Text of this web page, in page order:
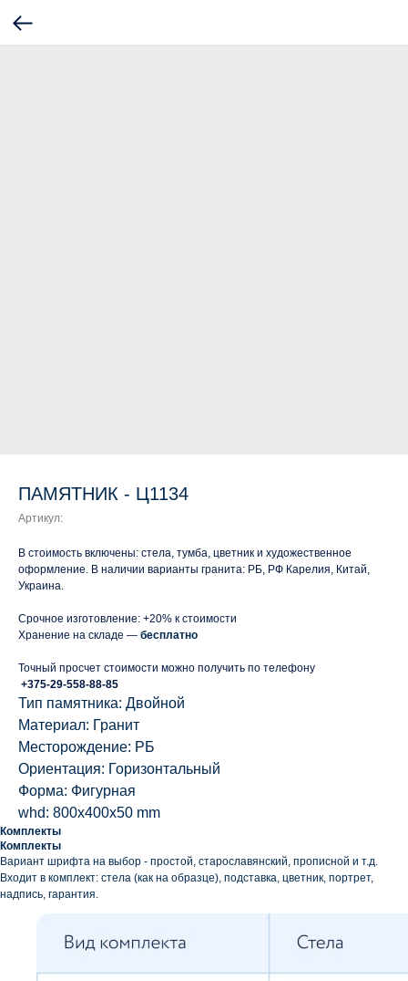
ПАМЯТНИК - Ц1134
Артикул:
В стоимость включены: стела, тумба, цветник и художественное
оформление. В наличии варианты гранита: РБ, РФ Карелия, Китай,
Украина.
Срочное изготовление: +20% к стоимости
Хранение на складе — бесплатно
Точный просчет стоимости можно получить по телефону
+375-29-558-88-85
Тип памятника: Двойной
Материал: Гранит
Месторождение: РБ
Ориентация: Горизонтальный
Форма: Фигурная
whd: 800x400x50 mm
Комплекты
Комплекты
Вариант шрифта на выбор - простой, старославянский, прописной и т.д.
Входит в комплект: стела (как на образце), подставка, цветник, портрет,
надпись, гарантия.